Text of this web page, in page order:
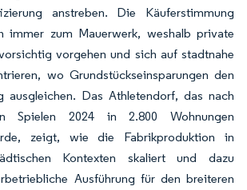
anstreben. Die Käuferstimmung
immer zum Mauerwerk, weshalb private
vorgehen und sich auf stadtnahe
wo Grundstückseinsparungen den
ausgleichen. Das Athletendorf, das nach
Spielen 2024 in 2.800 Wohnungen
zeigt, wie die Fabrikproduktion in
Kontexten skaliert und dazu
Ausführung für den breiteren